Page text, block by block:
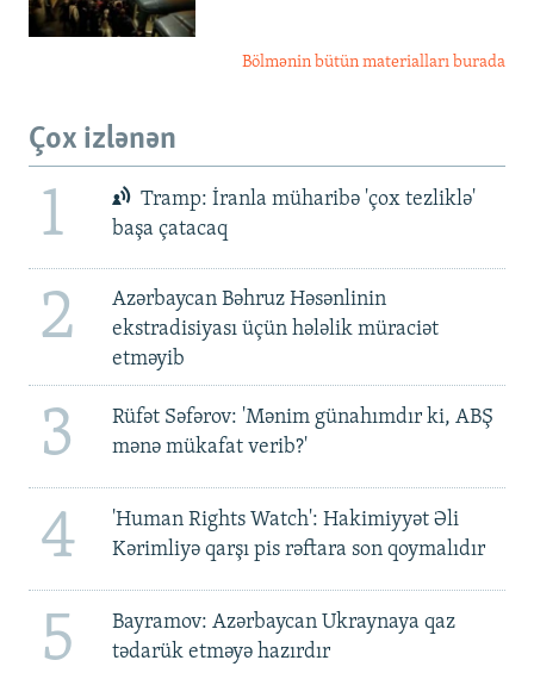
Bölmənin bütün materialları burada
Çox izlənən
1
Tramp: İranla müharibə 'çox tezliklə'
başa çatacaq
2
Azərbaycan Bəhruz Həsənlinin
ekstradisiyası üçün hələlik müraciət
etməyib
3
Rüfət Səfərov: 'Mənim günahımdır ki, ABŞ
mənə mükafat verib?'
4
'Human Rights Watch': Hakimiyyət Əli
Kərimliyə qarşı pis rəftara son qoymalıdır
5
Bayramov: Azərbaycan Ukraynaya qaz
tədarük etməyə hazırdır